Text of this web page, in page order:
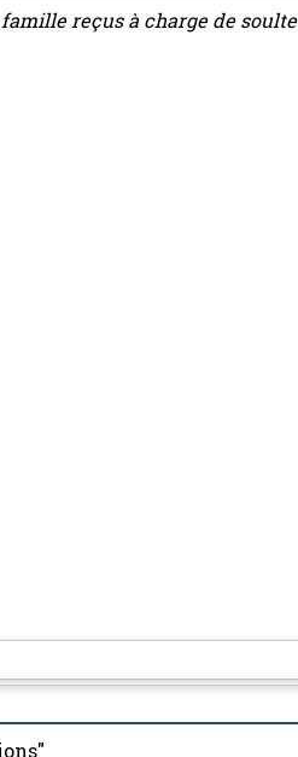
reçus à charge de soulte